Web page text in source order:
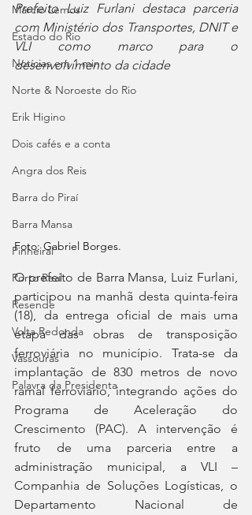
Márcio Lemos
Estado do Rio
Notícias em 1 min
Norte & Noroeste do Rio
Erik Higino
Dois cafés e a conta
Angra dos Reis
Barra do Piraí
Barra Mansa
Pinheiral
Porto Real
Resende
Volta Redonda
Vassouras
Palavra da Presidenta
Prefeito Luiz Furlani destaca parceria
com Ministério dos Transportes, DNIT e
VLI como marco para o
desenvolvimento da cidade
Foto: Gabriel Borges.
O prefeito de Barra Mansa, Luiz Furlani,
participou na manhã desta quinta-feira
(18), da entrega oficial de mais uma
etapa das obras de transposição
ferroviária no município. Trata-se da
implantação de 830 metros de novo
ramal ferroviário, integrando ações do
Programa de Aceleração do
Crescimento (PAC). A intervenção é
fruto de uma parceria entre a
administração municipal, a VLI –
Companhia de Soluções Logísticas, o
Departamento Nacional de